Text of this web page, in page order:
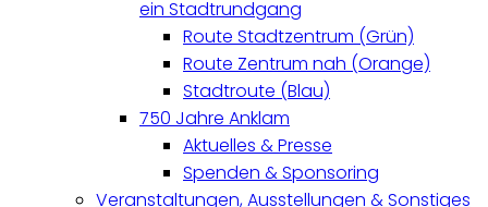
ein Stadtrundgang
Route Stadtzentrum (Grün)
Route Zentrum nah (Orange)
Stadtroute (Blau)
750 Jahre Anklam
Aktuelles & Presse
Spenden & Sponsoring
Veranstaltungen, Ausstellungen & Sonstiges